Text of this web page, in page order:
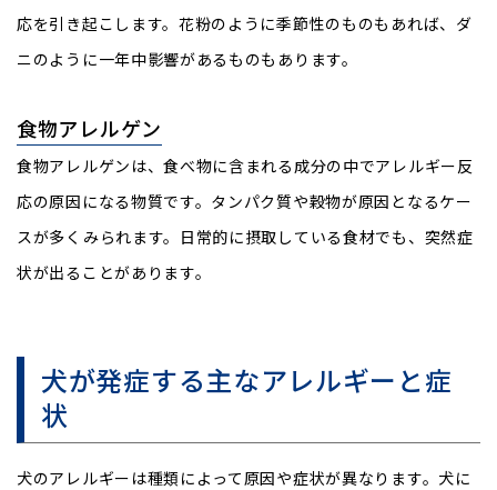
応を引き起こします。花粉のように季節性のものもあれば、ダ
ニのように一年中影響があるものもあります。
食物アレルゲン
食物アレルゲンは、食べ物に含まれる成分の中でアレルギー反
応の原因になる物質です。タンパク質や穀物が原因となるケー
スが多くみられます。日常的に摂取している食材でも、突然症
状が出ることがあります。
犬が発症する主なアレルギーと症
状
犬のアレルギーは種類によって原因や症状が異なります。犬に